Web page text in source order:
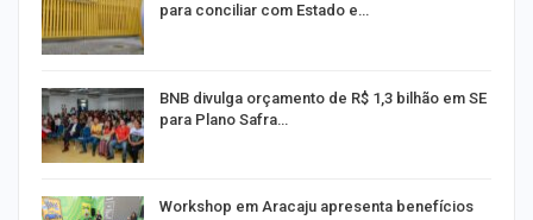
para conciliar com Estado e…
BNB divulga orçamento de R$ 1,3 bilhão em SE
para Plano Safra…
Workshop em Aracaju apresenta benefícios